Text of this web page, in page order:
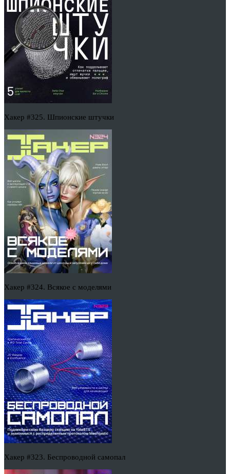
Хакер #325. Шпионские штучки
Хакер #324. Всякое с моделями
Хакер #323. Беспроводной самопал